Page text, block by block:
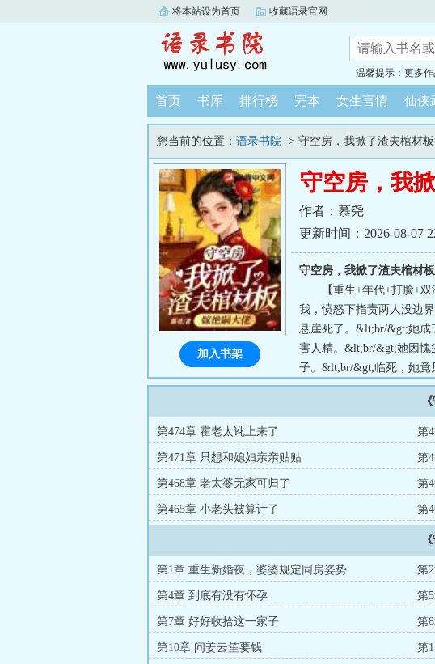
将本站设为首页 收藏语录官网
温馨提示：更多
首页 书库 排行榜 完本 女生言情 仙侠
您当前的位置： 语录书院 -> 守空房，我掀了渣夫棺材
守空房，我
作者：慕尧
更新时间：2026-08-07
守空房，我掀了渣夫棺材
【重生+年代+打脸+
我，愤怒下指责两人没边
悬崖死了。&lt;br/&gt;她成
害人精。&lt;br/&gt;她因愧
子。&lt;br/&gt;临死，她竟
们说：姜云笙，你就是个
&lt;br/&gt;原来丈夫娶她
都知道她是不知廉耻的破
加入书架
第474章 霍老太讹上来了 第
第471章 只想和媳妇亲亲贴贴 第
第468章 老太婆无家可归了 第
第465章 小老头被算计了 第
第1章 重生新婚夜，婆婆规定同房姿势 第
第4章 到底有没有怀孕 第
第7章 好好收拾这一家子 第
第10章 问姜云笙要钱 第